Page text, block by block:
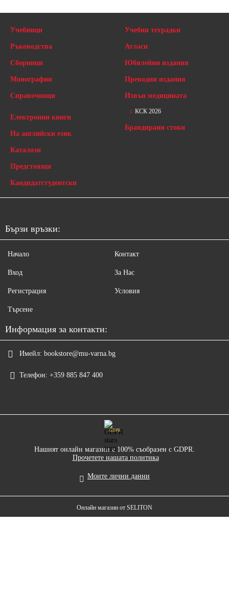
Учебници
Ръководства
Сборници
Монографии
Справочници
Учебни тетрадки
Атласи
Юбилейни издания
Преводни издания
Извън медицината
Електронни книги
На английски език
Каталози
Предстоящи
Кандидатстудентски
КСК 2026
Брандирани стоки
Бързи връзки:
Начало
Вход
Регистрация
Търсене
Контакт
За Нас
Условия
Информация за контакти:
Имейл: bookstore@mu-varna.bg
Телефон: +359 885 847 400
GDPR
Нашият онлайн магазин е 100% съобразен с GDPR.
Прочетете нашата политика
Моите лични данни
Онлайн магазин от SELITON